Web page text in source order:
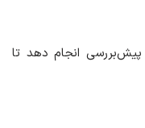
پیش‌بررسی انجام دهد تا